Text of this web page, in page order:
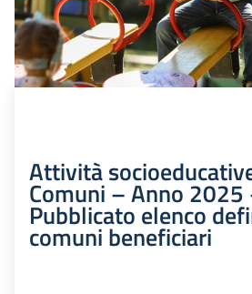
Attività
Comuni – Anno 2025
Pubblicato elenco
comuni beneficiari